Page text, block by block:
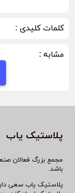
کلمات کلیدی :
مشابه :
پلاستیک یاب
مجمع بزرگ فعالان
باشد.
پلاستیک یاب سعی